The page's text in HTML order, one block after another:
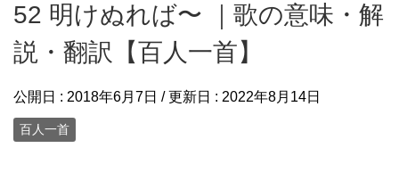
52 明けぬれば〜 ｜歌の意味・解
説・翻訳【百人一首】
公開日 : 2018年6月7日 / 更新日 : 2022年8月14日
百人一首